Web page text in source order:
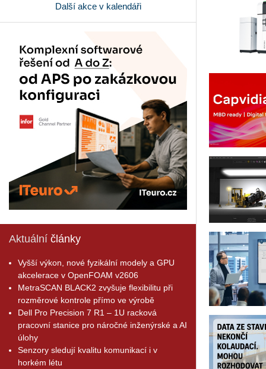
Další akce v kalendáři
Aktuální články
Vyšší výkon, nové fyzikální modely a GPU
akcelerace v OpenFOAM v2606
MetraSCAN BLACK2 zvyšuje flexibilitu při
rozměrové kontrole přímo ve výrobě
Dell Pro Precision 7 R1 – 1U racková
pracovní stanice pro náročné inženýrské a AI
úlohy
Senzory sledují kvalitu komunikací i v
horkém létu